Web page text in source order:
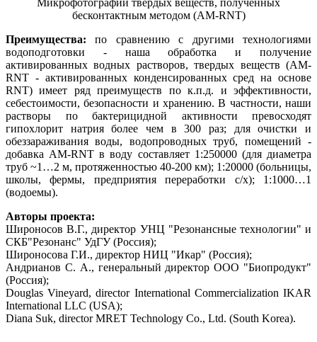
Микрофотографии твердых веществ, полученных
бесконтактным методом (AM-RNT)
Преимущества: по сравнению с другими технологиями
водоподготовки - наша обработка и получение
активированных водных растворов, твердых веществ (AM-
RNT - активированных конденсированных сред на основе
RNT) имеет ряд преимуществ по к.п.д. и эффективности,
себестоимости, безопасности и хранению. В частности, наши
растворы по бактерицидной активности превосходят
гипохлорит натрия более чем в 300 раз; для очистки и
обеззараживания воды, водопроводных труб, помещений -
добавка AM-RNT в воду составляет 1:250000 (для диаметра
труб ~1…2 м, протяженностью 40-200 км); 1:20000 (больницы,
школы, фермы, предприятия переработки с/х); 1:1000…1
(водоемы).
Авторы проекта:
Широносов В.Г., директор УНЦ "Резонансные технологии" и
СКБ"Резонанс" УдГУ (Россия);
Широносова Г.И., директор НИЦ "Икар" (Россия);
Андрианов С. А., генеральный директор ООО "Биопродукт"
(Россия);
Douglas Vineyard, director International Commercialization IKAR
International LLC (USA);
Diana Suk, director MRET Technology Co., Ltd. (South Korea).